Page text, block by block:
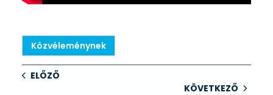
Közvéleménynek
ELŐZŐ
KÖVETKEZŐ